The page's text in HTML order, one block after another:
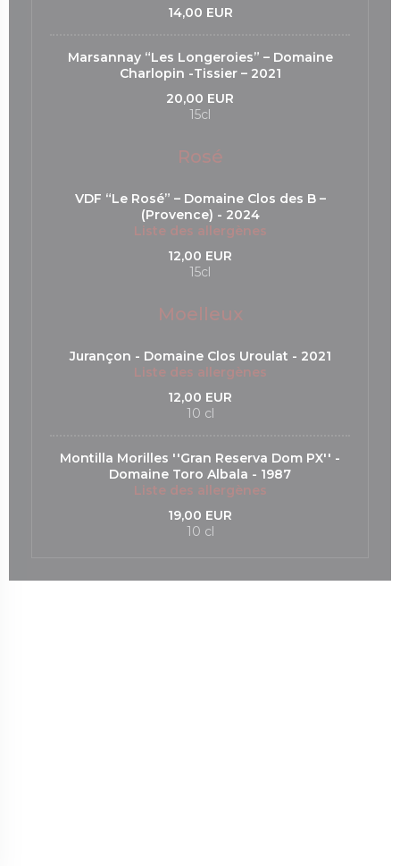
14,00 EUR
Marsannay “Les Longeroies” – Domaine
Charlopin -Tissier – 2021
20,00 EUR
15cl
Rosé
VDF “Le Rosé” – Domaine Clos des B –
(Provence) - 2024
Liste des allergènes
12,00 EUR
15cl
Moelleux
Jurançon - Domaine Clos Uroulat - 2021
Liste des allergènes
12,00 EUR
10 cl
Montilla Morilles ''Gran Reserva Dom PX'' -
Domaine Toro Albala - 1987
Liste des allergènes
19,00 EUR
10 cl